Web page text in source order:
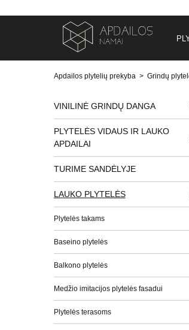
Apdailos plytelių prekyba > Grindų
VINILINĖ GRINDŲ DANGA
PLYTELĖS VIDAUS IR LAUKO
APDAILAI
TURIME SANDĖLYJE
LAUKO PLYTELĖS
Plytelės takams
Baseino plytelės
Balkono plytelės
Medžio imitacijos plytelės fasadui
Plytelės terasoms